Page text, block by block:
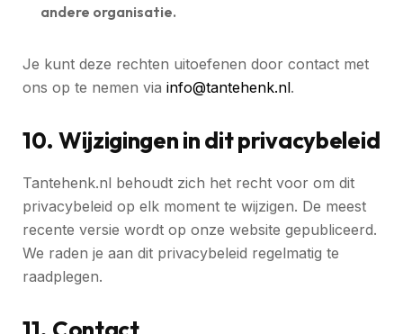
andere organisatie.
Je kunt deze rechten uitoefenen door contact met
ons op te nemen via info@tantehenk.nl.
10. Wijzigingen in dit privacybeleid
Tantehenk.nl behoudt zich het recht voor om dit
privacybeleid op elk moment te wijzigen. De meest
recente versie wordt op onze website gepubliceerd.
We raden je aan dit privacybeleid regelmatig te
raadplegen.